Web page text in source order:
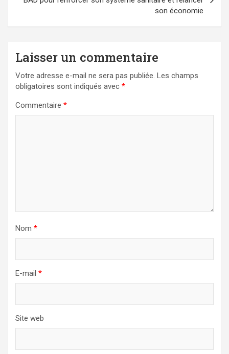
son économie
Laisser un commentaire
Votre adresse e-mail ne sera pas publiée. Les champs
obligatoires sont indiqués avec *
Commentaire *
Nom *
E-mail *
Site web